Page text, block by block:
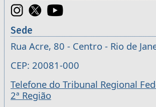
Sede
Rua Acre, 80 - Centro - Rio de
CEP: 20081-000
Telefone do Tribunal Regional
2ª Região